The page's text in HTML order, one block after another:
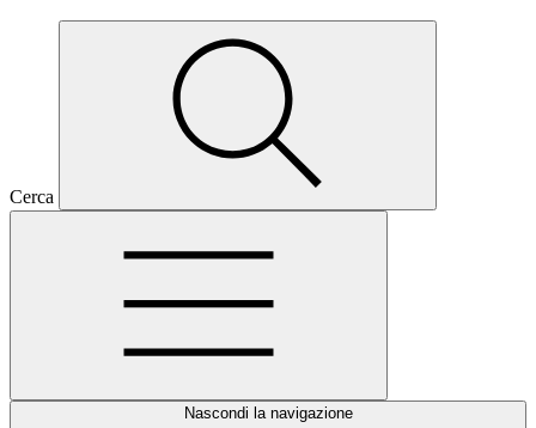
Cerca
Nascondi la navigazione